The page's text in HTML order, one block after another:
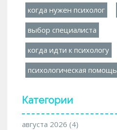
когда нужен психолог
выбор специалиста
когда идти к психологу
психологическая помощь
Категории
августа 2026 (4)